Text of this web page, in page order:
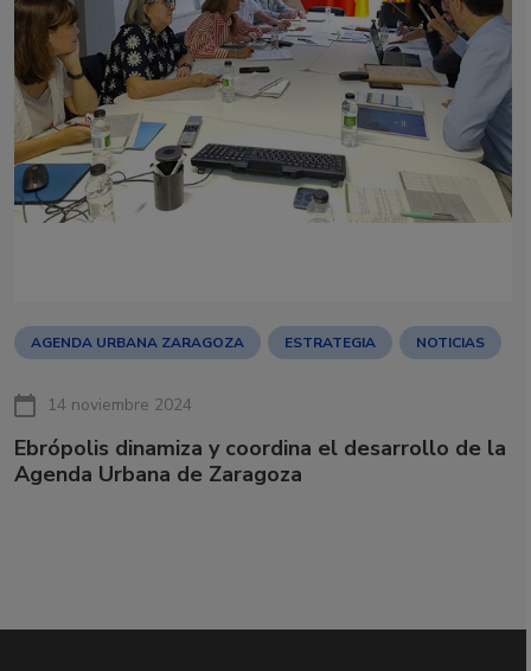
AGENDA URBANA ZARAGOZA ESTRATEGIA NOTICIAS
14 noviembre 2024
Ebrópolis dinamiza y coordina el desarrollo de la
Agenda Urbana de Zaragoza